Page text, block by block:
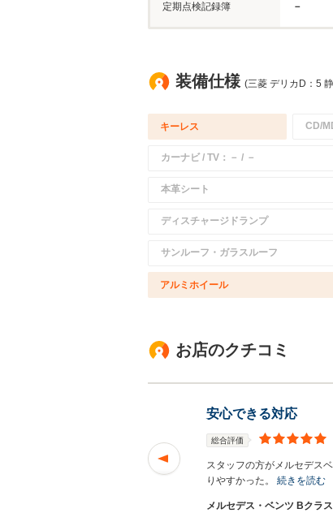
定期点検記録簿 －
装備仕様 (三菱 デリカD：5
キーレス CD/
カーナビ / TV：－ / －
本革シート
ディスチャージドランプ
サンルーフ・ガラスルーフ
アルミホイール
お店のクチコミ
安心できる対応
総合評価
スタッフの方がメルセデス
りやすかった。 続きを読む
メルセデス・ベンツ Bクラ